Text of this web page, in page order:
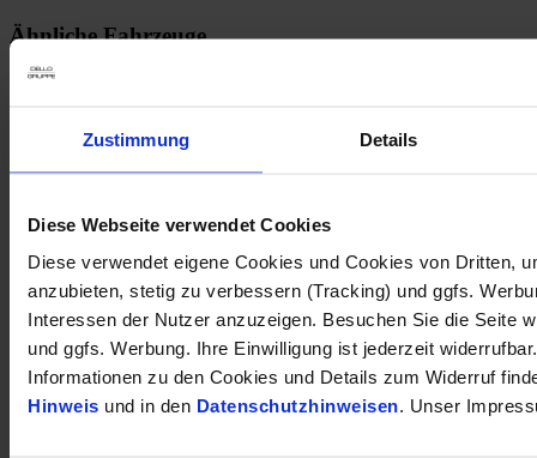
Zustimmung Details
Diese Webseite verwendet Cookies
Diese verwendet eigene Cookies und Cookies von Dritten,
anzubieten, stetig zu verbessern (Tracking) und ggfs.
Interessen der Nutzer anzuzeigen. Besuchen Sie die Seite
und ggfs. Werbung. Ihre Einwilligung ist jederzeit
Informationen zu den Cookies und Details zum Widerruf
Hinweis und in den Datenschutzhinweisen. Unser
Ähnliche Fahrzeuge
l/100km
CO -Emission (kombiniert nach WLTP)
Cockpit Soundsystem LED ACC Apple CarPlay
33.750 €
Neuwagen
Kilometer Anzahl0 km
Leistung 110 kW / 150 PS